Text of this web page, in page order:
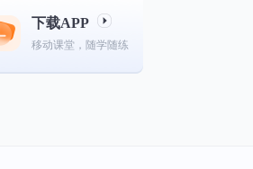
下载APP
移动课堂，随学随练